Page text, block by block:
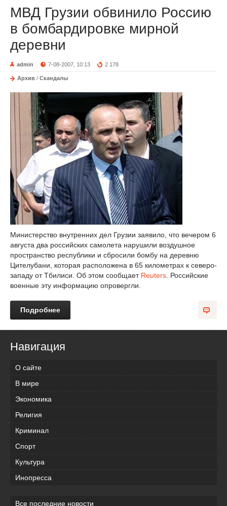
МВД Грузии обвинило Россию
в бомбардировке мирной
деревни
admin 7-08-2007, 10:13 2 178
Архив / Скандалы
Министерство внутренних дел Грузии заявило, что вечером 6
августа два российских самолета нарушили воздушное
пространство республики и сбросили бомбу на деревню
Цителубани, которая расположена в 65 километрах к северо-
западу от Тбилиси. Об этом сообщает Reuters . Российские
военные эту информацию опровергли.
Подробнее
Навигация
О сайте
В мире
Экономика
Религия
Криминал
Спорт
Культура
Инопресса
Все последние новости